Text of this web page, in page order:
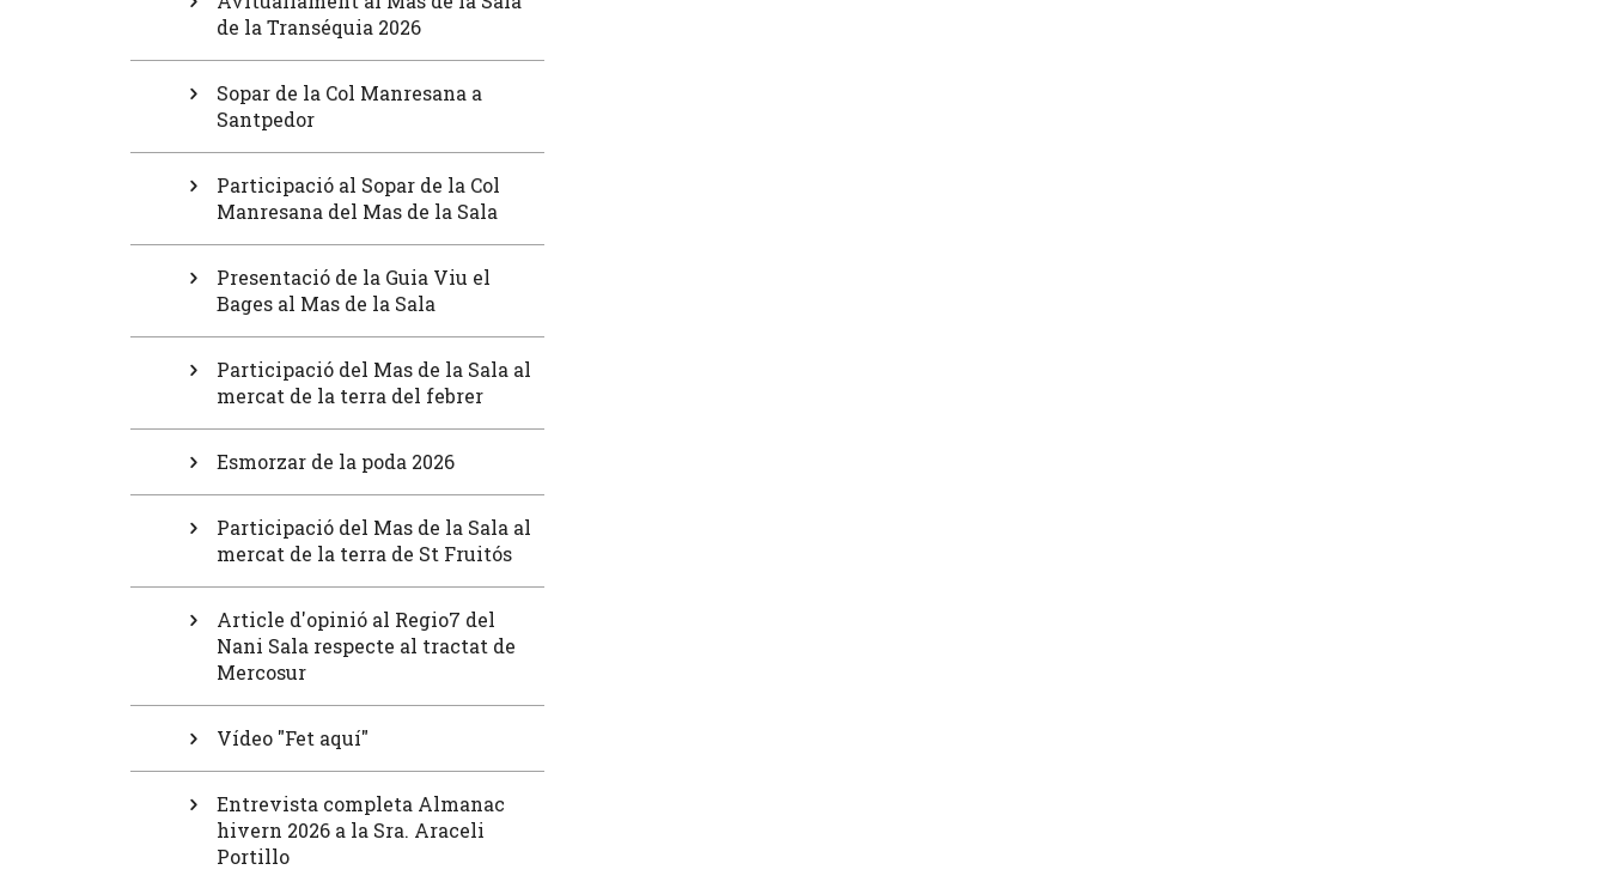
de la Transéquia 2026
Sopar de la Col Manresana a
Santpedor
Participació al Sopar de la Col
Manresana del Mas de la Sala
Presentació de la Guia Viu el
Bages al Mas de la Sala
Participació del Mas de la Sala al
mercat de la terra del febrer
Esmorzar de la poda 2026
Participació del Mas de la Sala al
mercat de la terra de St Fruitós
Article d'opinió al Regio7 del
Nani Sala respecte al tractat de
Mercosur
Vídeo "Fet aquí"
Entrevista completa Almanac
hivern 2026 a la Sra. Araceli
Portillo